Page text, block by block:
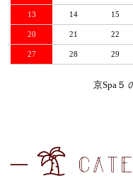
13 14 15
20 21 22
27 28 29
京Spa５